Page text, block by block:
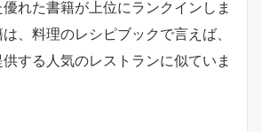
れた書籍が上位にランクインしま
、料理のレシピブックで言えば、
する人気のレストランに似ていま